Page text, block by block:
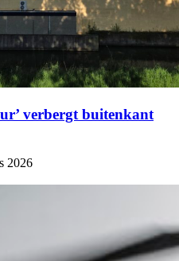
verbergt buitenkant
2026